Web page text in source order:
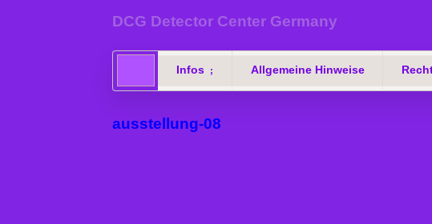
DCG Detector Center Germany
Infos Allgemeine Hinweise
ausstellung-08